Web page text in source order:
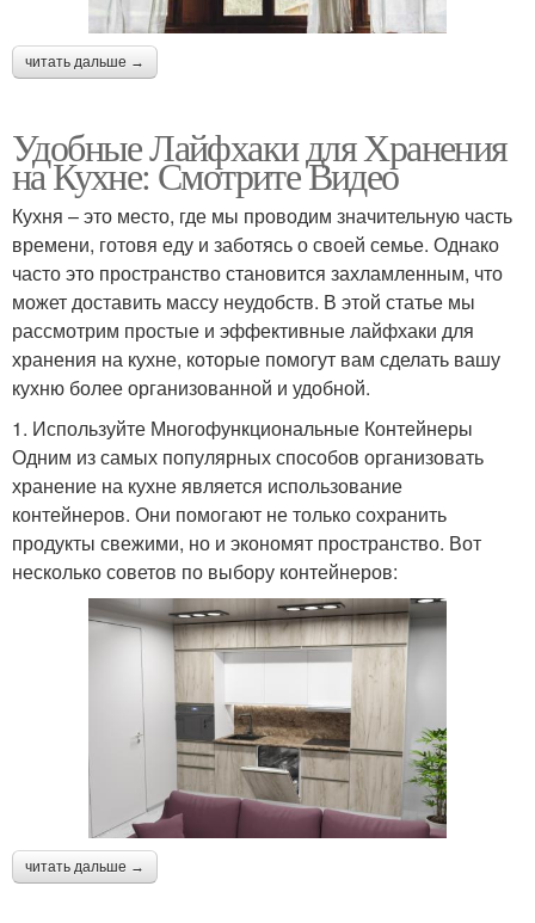
читать дальше →
Удобные Лайфхаки для Хранения
на Кухне: Смотрите Видео
Кухня – это место, где мы проводим значительную часть
времени, готовя еду и заботясь о своей семье. Однако
часто это пространство становится захламленным, что
может доставить массу неудобств. В этой статье мы
рассмотрим простые и эффективные лайфхаки для
хранения на кухне, которые помогут вам сделать вашу
кухню более организованной и удобной.
1. Используйте Многофункциональные Контейнеры
Одним из самых популярных способов организовать
хранение на кухне является использование
контейнеров. Они помогают не только сохранить
продукты свежими, но и экономят пространство. Вот
несколько советов по выбору контейнеров:
читать дальше →